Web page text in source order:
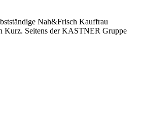
Nah&Frisch Kauffrau
Kurz. Seitens der KASTNER Gruppe